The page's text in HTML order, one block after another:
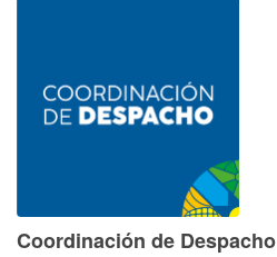
Coordinación de Despacho